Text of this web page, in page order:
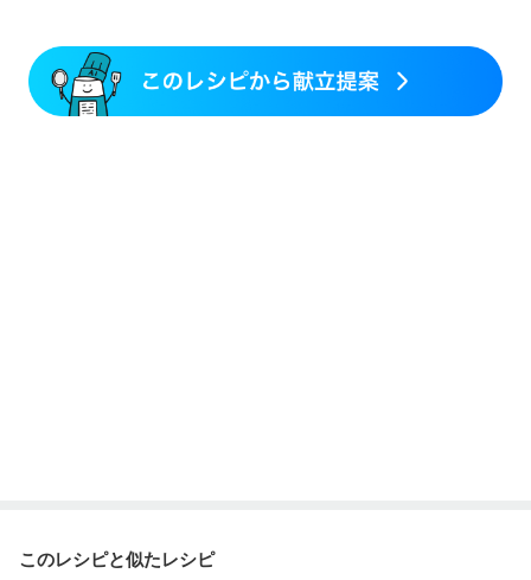
胃がん治療を終えた方・経過観察中の方
大腸がん治療を終えた方・経過観察中の方
大腸がん（抗がん剤治療中）
このレシピと似たレシピ